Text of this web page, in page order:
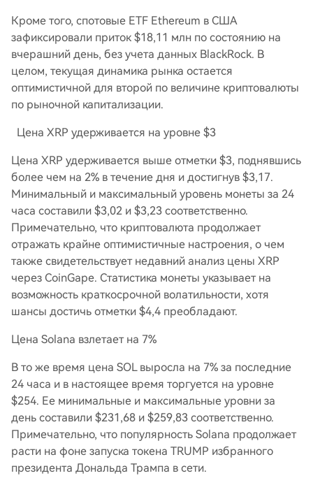
Кроме того, спотовые ETF Ethereum в США
зафиксировали приток $18,11 млн по состоянию на
вчерашний день, без учета данных BlackRock. В
целом, текущая динамика рынка остается
оптимистичной для второй по величине криптовалюты
по рыночной капитализации.
Цена XRP удерживается на уровне $3
Цена XRP удерживается выше отметки $3, поднявшись
более чем на 2% в течение дня и достигнув $3,17.
Минимальный и максимальный уровень монеты за 24
часа составили $3,02 и $3,23 соответственно.
Примечательно, что криптовалюта продолжает
отражать крайне оптимистичные настроения, о чем
также свидетельствует недавний анализ цены XRP
через CoinGape. Статистика монеты указывает на
возможность краткосрочной волатильности, хотя
шансы достичь отметки $4,4 преобладают.
Цена Solana взлетает на 7%
В то же время цена SOL выросла на 7% за последние
24 часа и в настоящее время торгуется на уровне
$254. Ее минимальные и максимальные уровни за
день составили $231,68 и $259,83 соответственно.
Примечательно, что популярность Solana продолжает
расти на фоне запуска токена TRUMP избранного
президента Дональда Трампа в сети.